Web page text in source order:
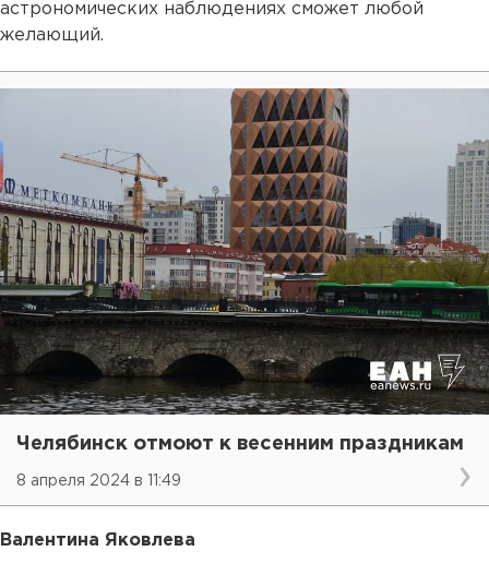
астрономических наблюдениях сможет любой
желающий.
Челябинск отмоют к весенним праздникам
8 апреля 2024 в 11:49
Валентина Яковлева